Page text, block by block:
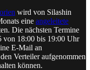
wird von Silashin
eine angeleitete
Die nächsten Termine
von 18:00 bis 19:00 Uhr
E-Mail an
Verteiler aufgenommen
können.